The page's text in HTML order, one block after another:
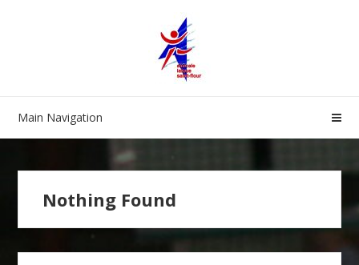
Main Navigation
Nothing Found